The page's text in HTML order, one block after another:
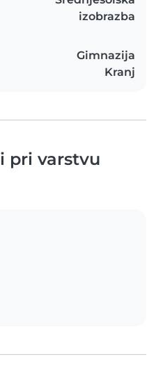
izobrazba
Gimnazija
Kranj
pri varstvu